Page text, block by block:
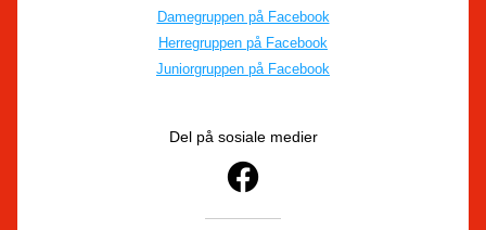
Damegruppen på Facebook
Herregruppen på Facebook
Juniorgruppen på Facebook
Del på sosiale medier